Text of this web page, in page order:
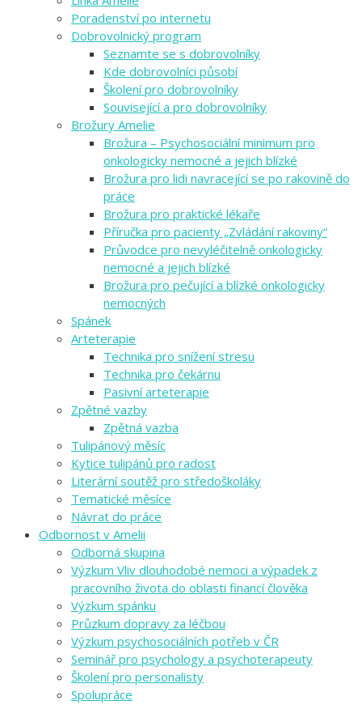
Poradenství po internetu
Dobrovolnický program
Seznamte se s dobrovolníky
Kde dobrovolníci působí
Školení pro dobrovolníky
Související a pro dobrovolníky
Brožury Amelie
Brožura – Psychosociální minimum pro
onkologicky nemocné a jejich blízké
Brožura pro lidi navracející se po rakovině do
práce
Brožura pro praktické lékaře
Příručka pro pacienty „Zvládání rakoviny“
Průvodce pro nevyléčitelně onkologicky
nemocné a jejich blízké
Brožura pro pečující a blízké onkologicky
nemocných
Spánek
Arteterapie
Technika pro snížení stresu
Technika pro čekárnu
Pasivní arteterapie
Zpětné vazby
Zpětná vazba
Tulipánový měsíc
Kytice tulipánů pro radost
Literární soutěž pro středoškoláky
Tematické měsíce
Návrat do práce
Odbornost v Amelii
Odborná skupina
Výzkum Vliv dlouhodobé nemoci a výpadek z
pracovního života do oblasti financí člověka
Výzkum spánku
Průzkum dopravy za léčbou
Výzkum psychosociálních potřeb v ČR
Seminář pro psychology a psychoterapeuty
Školení pro personalisty
Spolupráce